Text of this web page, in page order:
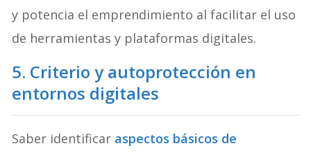
y potencia el emprendimiento al facilitar el uso
de herramientas y plataformas digitales.
5. Criterio y autoprotección en
entornos digitales
Saber identificar aspectos básicos de